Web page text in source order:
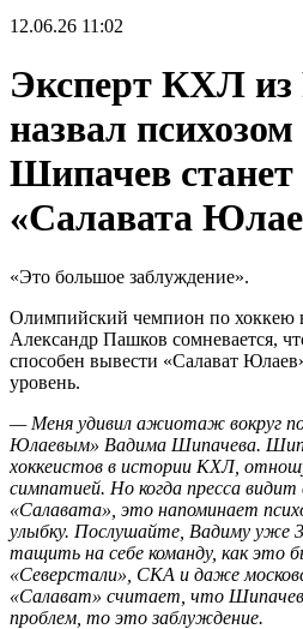
12.06.26 11:02
Эксперт КХЛ из
назвал
Шипачев станет
«Салавата
«Это большое заблуждение».
Олимпийский чемпион по хоккею
Александр Пашков сомневается,
способен вывести «Салават
уровень.
— Меня удивил ажиотаж вокруг
Юлаевым» Вадима Шипачева.
хоккеистов в истории КХЛ,
симпатией. Но когда пресса видит
«Салавата», это напоминает
улыбку. Послушайте, Вадиму уже
тащить на себе команду, как это
«Северстали», СКА и даже
«Салават» считает, что Шипачев
проблем, то это заблуждение.